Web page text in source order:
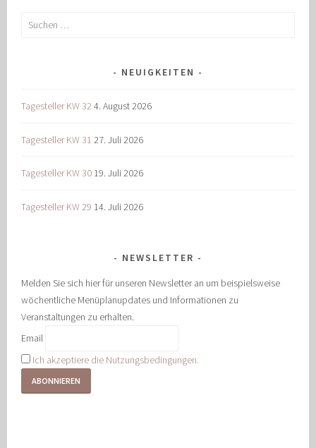
Suchen
NEUIGKEITEN
Tagesteller KW 32 4. August 2026
Tagesteller KW 31 27. Juli 2026
Tagesteller KW 30 19. Juli 2026
Tagesteller KW 29 14. Juli 2026
NEWSLETTER
Melden Sie sich hier für unseren Newsletter an um beispielsweise
wöchentliche Menüplanupdates und Informationen zu
Veranstaltungen zu erhalten.
Email
Ich akzeptiere die Nutzungsbedingungen.